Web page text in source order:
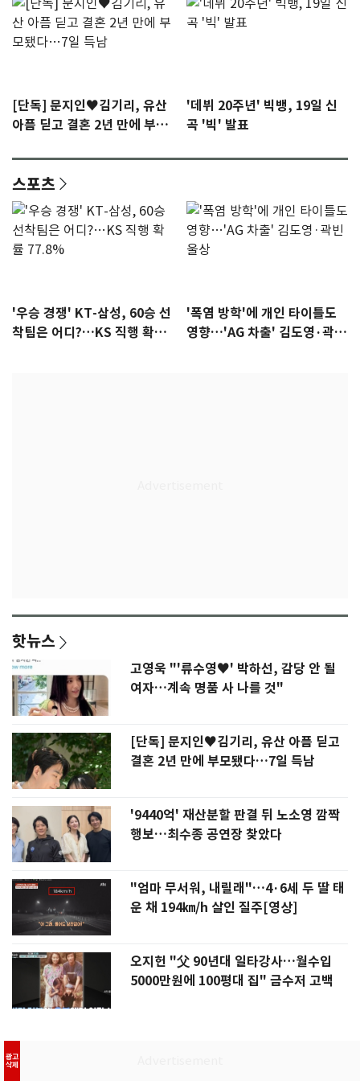
[단독] 문지인♥김기리, 유산
아픔 딛고 결혼 2년 만에 부모
'데뷔 20주년' 빅뱅, 19일 신
곡 '빅' 발표
스포츠
'우승 경쟁' KT-삼성, 60승 선
착팀은 어디?…KS 직행 확률
'폭염 방학'에 개인 타이틀도
영향…'AG 차출' 김도영·곽빈
핫뉴스
고영욱 "'류수영♥' 박하선, 감당 안 될
여자…계속 명품 사 나를 것"
[단독] 문지인♥김기리, 유산 아픔 딛고
결혼 2년 만에 부모됐다…7일 득남
'9440억' 재산분할 판결 뒤 노소영 깜짝
행보…최수종 공연장 찾았다
"엄마 무서워, 내릴래"…4·6세 두 딸 태
운 채 194㎞/h 살인 질주[영상]
오지헌 "父 90년대 일타강사…월수입
5000만원에 100평대 집" 금수저 고백
광고
삭제